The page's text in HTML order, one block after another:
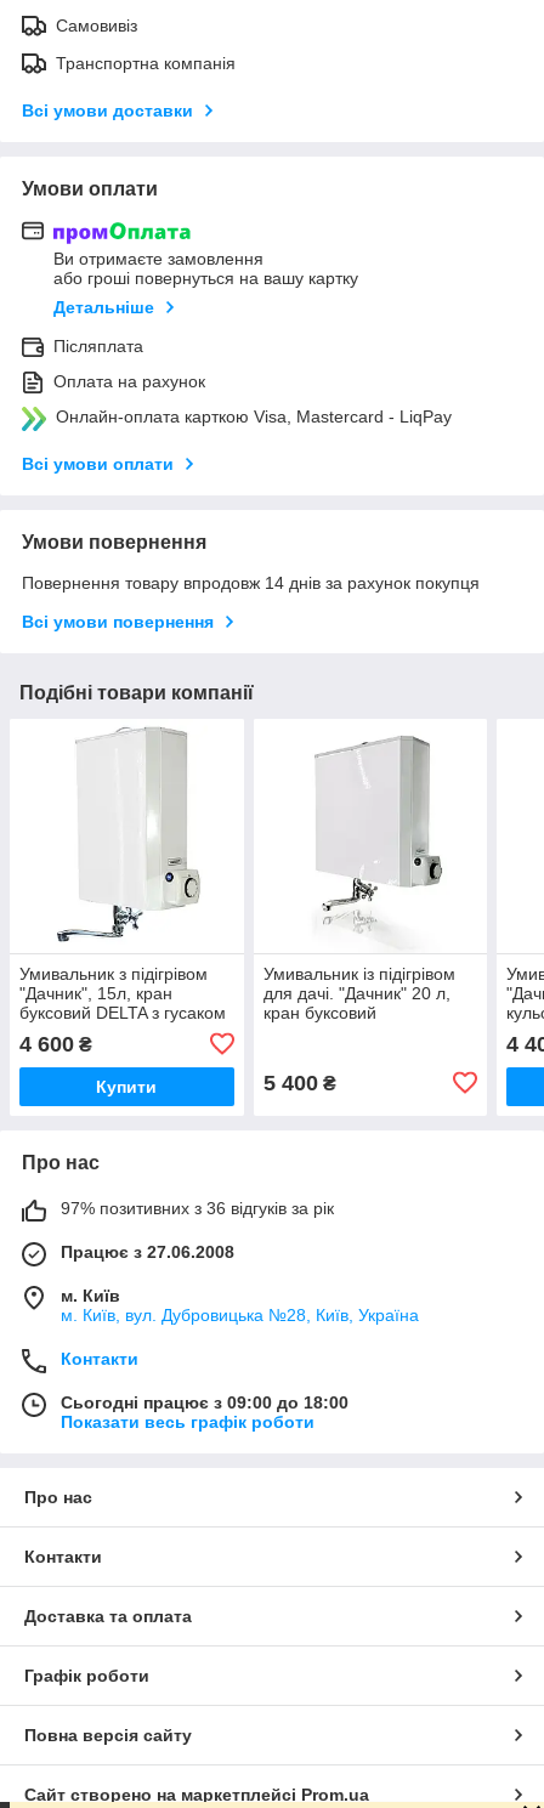
Самовивіз
Транспортна компанія
Всі умови доставки
Умови оплати
Ви отримаєте замовлення
або гроші повернуться на вашу картку
Детальніше
Післяплата
Оплата на рахунок
Онлайн-оплата карткою Visa, Mastercard - LiqPay
Всі умови оплати
Умови повернення
Повернення товару впродовж 14 днів за рахунок покупця
Всі умови повернення
Подібні товари компанії
Умивальник з підігрівом
"Дачник", 15л, кран
буксовий DELTA з гусаком
4 600 ₴
Купити
Умивальник із підігрівом
для дачі. "Дачник" 20 л,
кран буксовий
5 400₴
4
Про нас
97% позитивних з 36 відгуків за рік
Працює з 27.06.2008
м. Київ
м. Київ, вул. Дубровицька №28, Київ, Україна
Контакти
Сьогодні працює з 09:00 до 18:00
Показати весь графік роботи
Про нас
Контакти
Доставка та оплата
Графік роботи
Повна версія сайту
Сайт створено на маркетплейсі Prom.ua